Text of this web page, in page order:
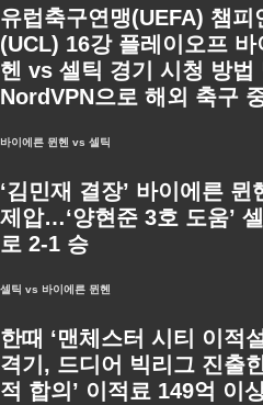
유럽축구연맹(UEFA) 챔피
(UCL) 16강 플레이오프 바
헨 vs 셀틱 경기 시청 방법
NordVPN으로 해외 축구
바이에른 뮌헨 vs 셀틱
‘김민재 결장’ 바이에른 뮌
제압…‘양현준 3호 도움’
로 2-1 승
셀틱 vs 바이에른 뮌헨
한때 ‘맨체스터 시티 이적
격기, 드디어 빅리그 진출
적 합의’ 이적료 149억 이